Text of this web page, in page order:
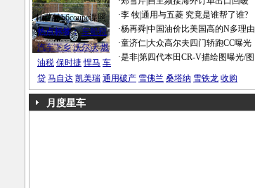
帕萨特b6coupe谍照
·李 牧|通用与五菱 究竟是谁帮了谁?
·杨再舜|中国油价比美国高的N多理由
·童济仁|大众高尔夫四门轿跑CC曝光
·是非|第四代本田CR-V描绘图曝光/图
热点标签： 车船税
汽车下乡 沃尔沃 燃
油税 保时捷 悍马 车
贷 马自达 凯美瑞 通用破产 雪佛兰 桑塔纳 雪铁龙 收购
月度星车